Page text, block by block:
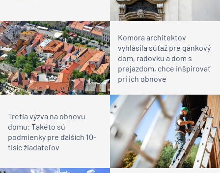
Komora architektov
vyhlásila súťaž pre gánkový
dom, radovku a dom s
prejazdom, chce inšpirovať
pri ich obnove
Tretia výzva na obnovu
domu: Takéto sú
podmienky pre ďalších 10-
tisíc žiadateľov